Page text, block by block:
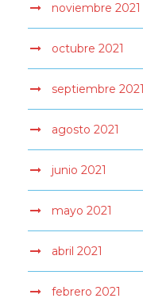
noviembre 2021
octubre 2021
septiembre 2021
agosto 2021
junio 2021
mayo 2021
abril 2021
febrero 2021